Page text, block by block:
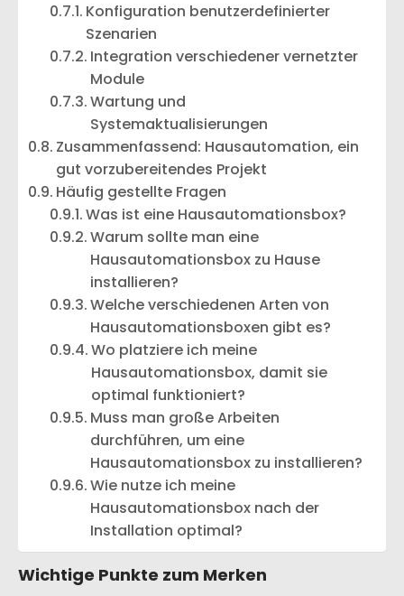
Konfiguration benutzerdefinierter
Szenarien
Integration verschiedener vernetzter
Module
Wartung und
Systemaktualisierungen
Zusammenfassend: Hausautomation, ein
gut vorzubereitendes Projekt
Häufig gestellte Fragen
Was ist eine Hausautomationsbox?
Warum sollte man eine
Hausautomationsbox zu Hause
installieren?
Welche verschiedenen Arten von
Hausautomationsboxen gibt es?
Wo platziere ich meine
Hausautomationsbox, damit sie
optimal funktioniert?
Muss man große Arbeiten
durchführen, um eine
Hausautomationsbox zu installieren?
Wie nutze ich meine
Hausautomationsbox nach der
Installation optimal?
Wichtige Punkte zum Merken